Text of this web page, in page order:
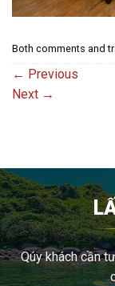
Both comments and
← Previous
Next →
Qúy khách cần